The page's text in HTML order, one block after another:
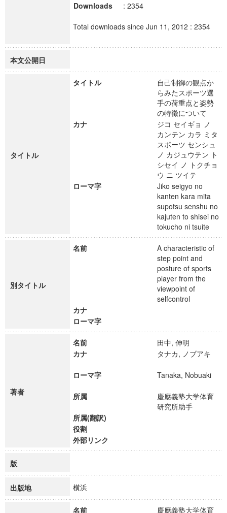
Downloads
: 2354
Total downloads since Jun 11, 2012 : 2354
本文公開日
タイトル
タイトル
自己制御の観点か
らみたスポーツ選
手の荷重点と姿勢
の特徴について
カナ
ジコ セイギョ ノ
カンテン カラ ミタ
スポーツ センシュ
ノ カジュウテン ト
シセイ ノ トクチョ
ウ ニ ツイテ
ローマ字
Jiko seigyo no
kanten kara mita
supotsu senshu no
kajuten to shisei no
tokucho ni tsuite
別タイトル
名前
A characteristic of
step point and
posture of sports
player from the
viewpoint of
selfcontrol
カナ
ローマ字
著者
名前
田中, 伸明
カナ
タナカ, ノブアキ
ローマ字 Tanaka, Nobuaki
所属
慶應義塾大学体育
研究所助手
所属(翻訳)
役割
外部リンク
版
出版地 横浜
名前 慶應義塾大学体育